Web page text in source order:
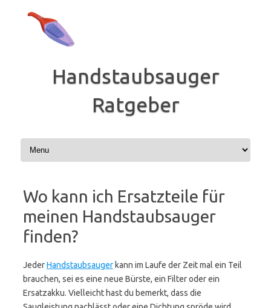
Inhalt
springen
Handstaubsauger
Ratgeber
Wo kann ich Ersatzteile für
meinen Handstaubsauger
finden?
JederHandstaubsauger kann im Laufe der Zeit mal ein Teil
brauchen, sei es eine neue Bürste, ein Filter oder ein
Ersatzakku. Vielleicht hast du bemerkt, dass die